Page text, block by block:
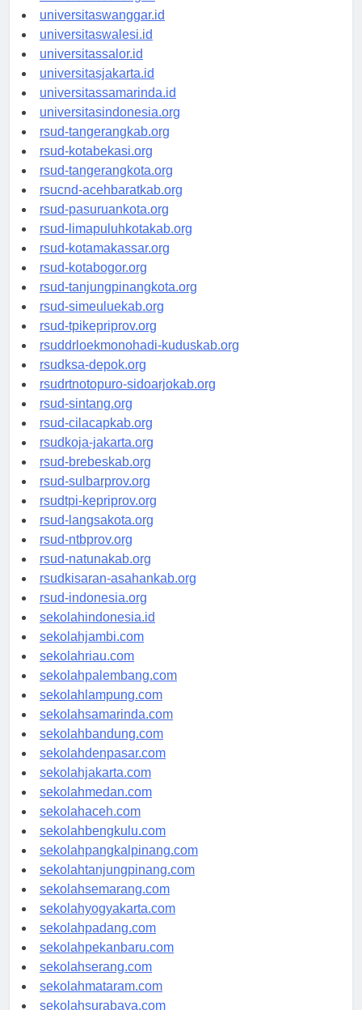
universitassorong.id
universitaswanggar.id
universitaswalesi.id
universitassalor.id
universitasjakarta.id
universitassamarinda.id
universitasindonesia.org
rsud-tangerangkab.org
rsud-kotabekasi.org
rsud-tangerangkota.org
rsucnd-acehbaratkab.org
rsud-pasuruankota.org
rsud-limapuluhkotakab.org
rsud-kotamakassar.org
rsud-kotabogor.org
rsud-tanjungpinangkota.org
rsud-simeuluekab.org
rsud-tpikepriprov.org
rsuddrloekmonohadi-kuduskab.org
rsudksa-depok.org
rsudrtnotopuro-sidoarjokab.org
rsud-sintang.org
rsud-cilacapkab.org
rsudkoja-jakarta.org
rsud-brebeskab.org
rsud-sulbarprov.org
rsudtpi-kepriprov.org
rsud-langsakota.org
rsud-ntbprov.org
rsud-natunakab.org
rsudkisaran-asahankab.org
rsud-indonesia.org
sekolahindonesia.id
sekolahjambi.com
sekolahriau.com
sekolahpalembang.com
sekolahlampung.com
sekolahsamarinda.com
sekolahbandung.com
sekolahdenpasar.com
sekolahjakarta.com
sekolahmedan.com
sekolahaceh.com
sekolahbengkulu.com
sekolahpangkalpinang.com
sekolahtanjungpinang.com
sekolahsemarang.com
sekolahyogyakarta.com
sekolahpadang.com
sekolahpekanbaru.com
sekolahserang.com
sekolahmataram.com